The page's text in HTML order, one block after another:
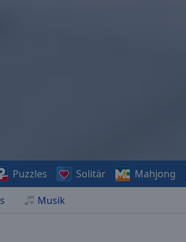
Musik
Puzzles Solitär Mahjong